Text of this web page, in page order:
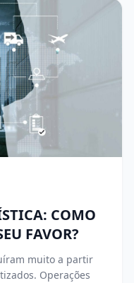
COMO
FAVOR?
muito a partir
Operações